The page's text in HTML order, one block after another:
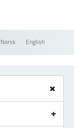
Norsk English